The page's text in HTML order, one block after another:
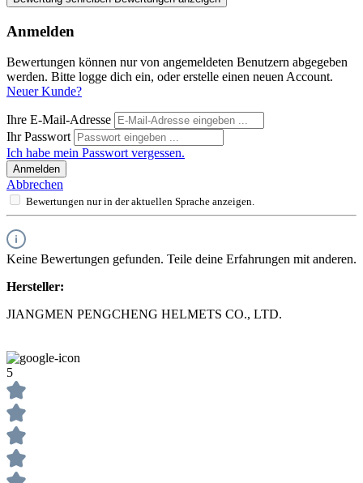
Anmelden
Bewertungen können nur von angemeldeten Benutzern abgegeben
werden. Bitte logge dich ein, oder erstelle einen neuen Account.
Neuer Kunde?
Ihre E-Mail-Adresse
Ihr Passwort
Ich habe mein Passwort vergessen.
Anmelden
Abbrechen
Bewertungen nur in der aktuellen Sprache anzeigen.
Keine Bewertungen gefunden. Teile deine Erfahrungen mit anderen.
Hersteller:
JIANGMEN PENGCHENG HELMETS CO., LTD.
5